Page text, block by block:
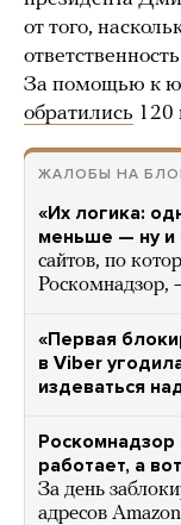
от того,
За помощью к
обратились 120
ЖАЛОБЫ НА
«Их логика:
меньше — ну и
сайтов, по
Роскомнадзор,
«Первая
в Viber
издеваться
Роскомнадзор
работает, а
За день
адресов